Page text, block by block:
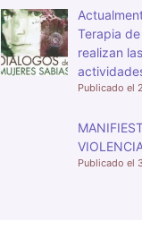
Terapia
realizan